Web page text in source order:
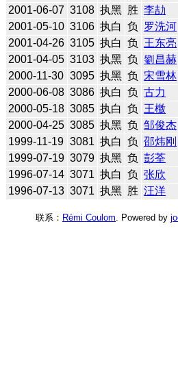
2001-06-07 3108 执黑 胜 李劼
2001-05-10 3106 执白 负 罗洗河
2001-04-26 3105 执白 负 王东亮
2001-04-05 3103 执黑 负 劉昌赫
2000-11-30 3095 执黑 负 宋雪林
2000-06-08 3086 执白 负 古力
2000-05-18 3085 执白 负 王檄
2000-04-25 3085 执黑 负 邹俊杰
1999-11-19 3081 执白 负 邵炜刚
1999-07-19 3079 执黑 负 彭荃
1996-07-14 3071 执白 负 张欣
1996-07-13 3071 执黑 胜 汪洋
联系： Rémi Coulom . Powered by